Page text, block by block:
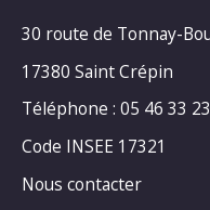
30 route de Tonnay-
17380 Saint Crépin
Téléphone : 05 46 33
Code INSEE 17321
Nous contacter